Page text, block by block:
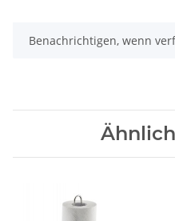
Benachrichtigen, wenn